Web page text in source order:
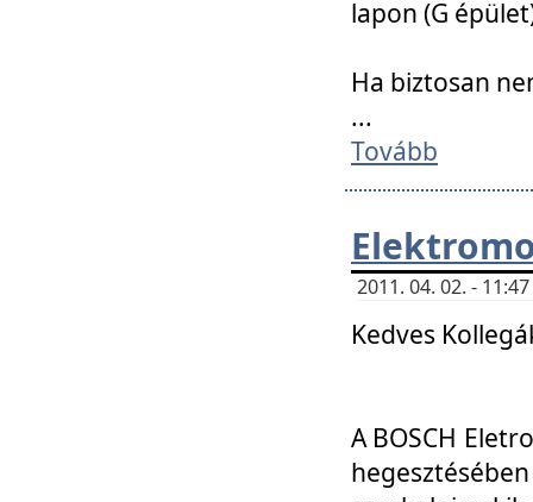
lapon (G
Ha biztosan
...
Tovább
2011. 04. 02. -
Kedves
A BOSCH